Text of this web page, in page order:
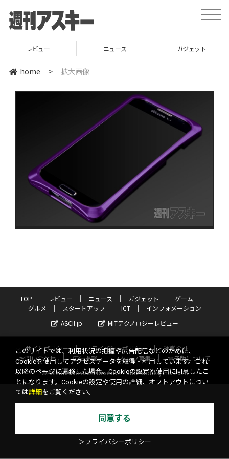
toggle
レビュー ニュース ガジェット
home > 拡大画像
TOP レビュー ニュース ガジェット
ゲーム
グルメ
スタートアップ ICT
インフォメーション
ASCII.jp
MITテクノロジーレビュー
サイトポリシー プライバシーポリシー
運営会社
お問い合わせ
広告掲載 スタッフ募集
電子版について
©KADOKAWA ASCII Research Laboratories, Inc. 2026
このサイトでは、利用状況の把握や広告配信などのために、
Cookieを使用してアクセスデータを取得・利用しています。これ
以降のページに遷移した場合、Cookieの設定や使用に同意したこ
とになります。Cookieの設定や使用の詳細、オプトアウトについ
ては詳細 をご覧ください。
同意する
＞プライバシーポリシー